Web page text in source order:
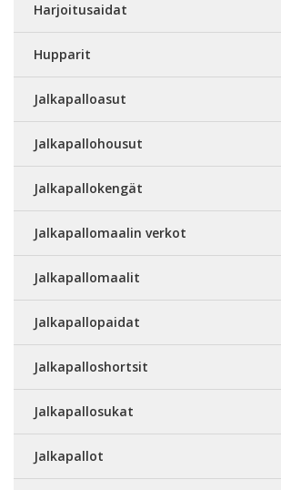
Harjoitusaidat
Hupparit
Jalkapalloasut
Jalkapallohousut
Jalkapallokengät
Jalkapallomaalin verkot
Jalkapallomaalit
Jalkapallopaidat
Jalkapalloshortsit
Jalkapallosukat
Jalkapallot